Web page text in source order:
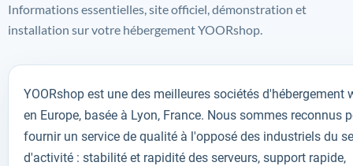
Informations essentielles, site officiel, démonstration et
installation sur votre hébergement YOORshop.
YOORshop est une des meilleures sociétés d'hébergement
en Europe, basée à Lyon, France. Nous sommes reconnus
fournir un service de qualité à l'opposé des industriels du
d'activité : stabilité et rapidité des serveurs, support rapide,